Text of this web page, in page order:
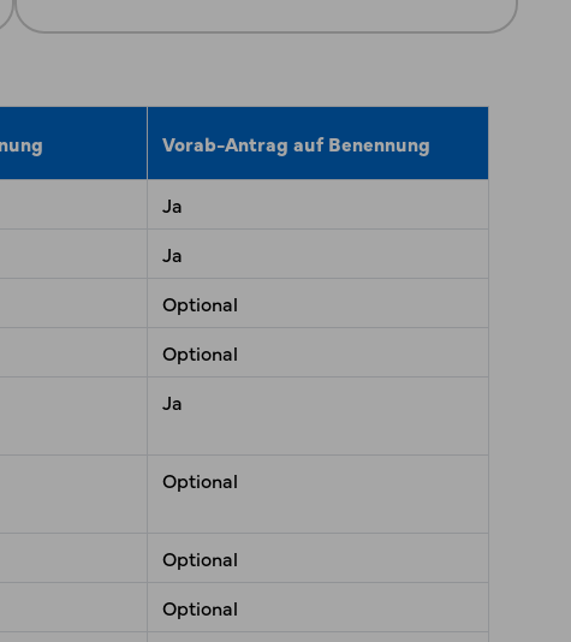
Vorab-Antrag auf Benennung
Ja
Ja
Optional
Optional
Ja
Optional
Optional
Optional